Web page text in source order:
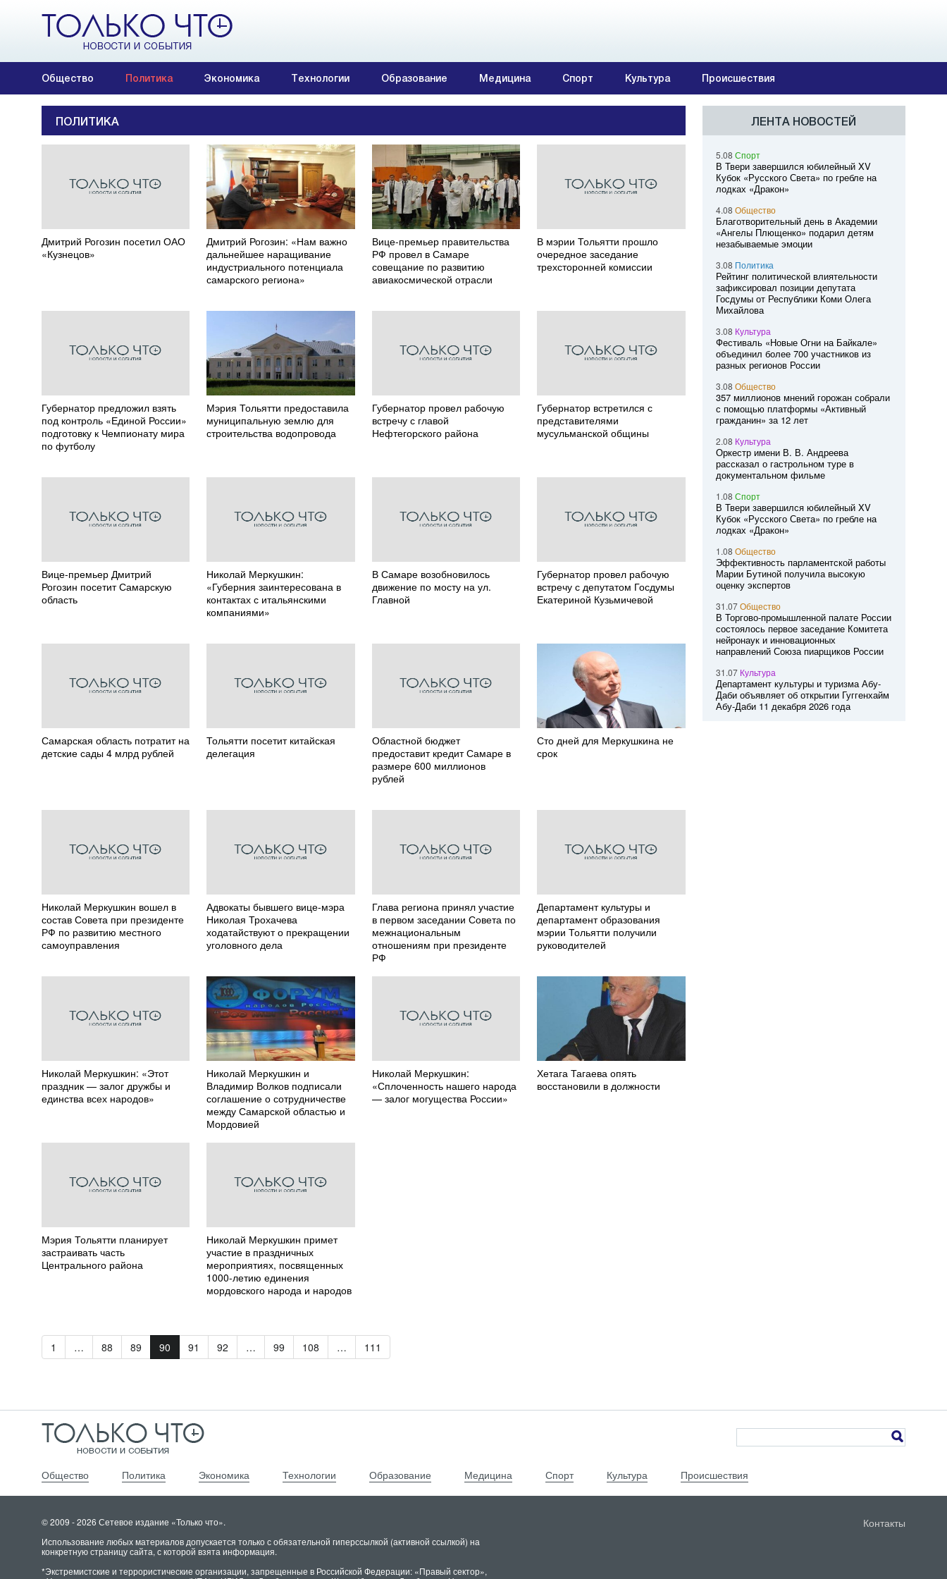
Общество Политика Экономика Технологии Образование Медицина Спорт Культура Происшествия
ПОЛИТИКА
Дмитрий Рогозин посетил ОАО
«Кузнецов»
Дмитрий Рогозин: «Нам важно
дальнейшее наращивание
индустриального потенциала
самарского региона»
Вице-премьер правительства
РФ провел в Самаре
совещание по развитию
авиакосмической отрасли
В мэрии Тольятти прошло
очередное заседание
трехсторонней комиссии
Губернатор предложил взять
под контроль «Единой России»
подготовку к Чемпионату мира
по футболу
Мэрия Тольятти предоставила
муниципальную землю для
строительства водопровода
Губернатор провел рабочую
встречу с главой
Нефтегорского района
Губернатор встретился с
представителями
мусульманской общины
Вице-премьер Дмитрий
Рогозин посетит Самарскую
область
Николай Меркушкин:
«Губерния заинтересована в
контактах с итальянскими
компаниями»
В Самаре возобновилось
движение по мосту на ул.
Главной
Губернатор провел рабочую
встречу с депутатом Госдумы
Екатериной Кузьмичевой
Самарская область потратит на
детские сады 4 млрд рублей
Тольятти посетит китайская
делегация
Областной бюджет
предоставит кредит Самаре в
размере 600 миллионов
рублей
Сто дней для Меркушкина не
срок
Николай Меркушкин вошел в
состав Совета при президенте
РФ по развитию местного
самоуправления
Адвокаты бывшего вице-мэра
Николая Трохачева
ходатайствуют о прекращении
уголовного дела
Глава региона принял участие
в первом заседании Совета по
межнациональным
отношениям при президенте
РФ
Департамент культуры и
департамент образования
мэрии Тольятти получили
руководителей
Николай Меркушкин: «Этот
праздник — залог дружбы и
единства всех народов»
Николай Меркушкин и
Владимир Волков подписали
соглашение о сотрудничестве
между Самарской областью и
Мордовией
Николай Меркушкин:
«Сплоченность нашего народа
— залог могущества России»
Хетага Тагаева опять
восстановили в должности
Мэрия Тольятти планирует
застраивать часть
Центрального района
Николай Меркушкин примет
участие в праздничных
мероприятиях, посвященных
1000-летию единения
мордовского народа и народов
1 … 88 89 90 91 92 … 99 108 … 111
ЛЕНТА НОВОСТЕЙ
5.08 Спорт
В Твери завершился юбилейный XV
Кубок «Русского Света» по гребле на
лодках «Дракон»
4.08 Общество
Благотворительный день в Академии
«Ангелы Плющенко» подарил детям
незабываемые эмоции
3.08 Политика
Рейтинг политической влиятельности
зафиксировал позиции депутата
Госдумы от Республики Коми Олега
Михайлова
3.08 Культура
Фестиваль «Новые Огни на Байкале»
объединил более 700 участников из
разных регионов России
3.08 Общество
357 миллионов мнений горожан собрали
с помощью платформы «Активный
гражданин» за 12 лет
2.08 Культура
Оркестр имени В. В. Андреева
рассказал о гастрольном туре в
документальном фильме
1.08 Спорт
В Твери завершился юбилейный XV
Кубок «Русского Света» по гребле на
лодках «Дракон»
1.08 Общество
Эффективность парламентской работы
Марии Бутиной получила высокую
оценку экспертов
31.07Общество
В Торгово-промышленной палате России
состоялось первое заседание Комитета
нейронаук и инновационных
направлений Союза пиарщиков России
31.07 Культура
Департамент культуры и туризма Абу-
Даби объявляет об открытии Гуггенхайм
Абу-Даби 11 декабря 2026 года
Общество Политика Экономика Технологии Образование Медицина Спорт Культура Происшествия
© 2009 - 2026 Сетевое издание «Только что».
Использование любых материалов допускается только с обязательной гиперссылкой (активной ссылкой) на
конкретную страницу сайта, с которой взята информация.
*Экстремистские и террористические организации, запрещенные в Российской Федерации: «Правый сектор»,
Контакты